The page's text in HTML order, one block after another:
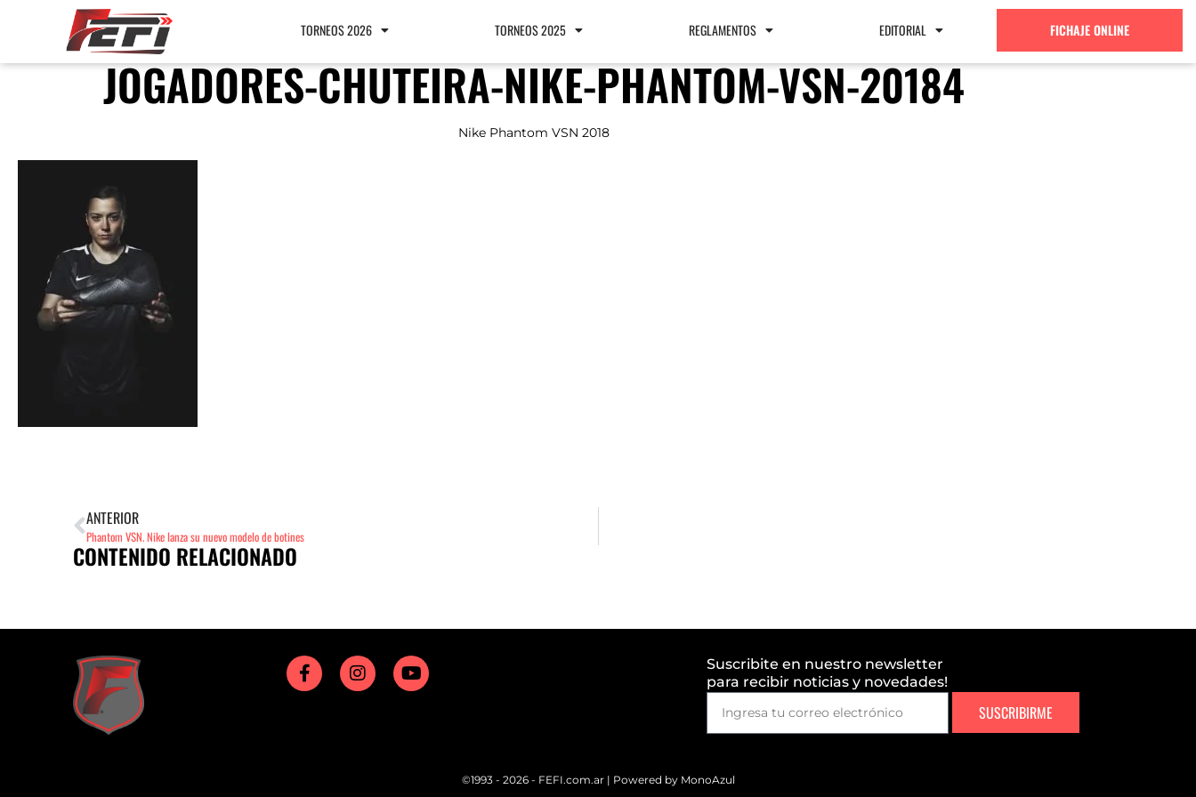
TORNEOS 2026 TORNEOS 2025 REGLAMENTOS EDITORIAL FICHAJE ONLINE
JOGADORES-CHUTEIRA-NIKE-PHANTOM-VSN-20184
Nike Phantom VSN 2018
ANTERIOR
Phantom VSN. Nike lanza su nuevo modelo de botines
CONTENIDO RELACIONADO
Suscribite en nuestro newsletter
para recibir noticias y novedades!
SUSCRIBIRME
©1993 - 2026 - FEFI.com.ar | Powered by MonoAzul